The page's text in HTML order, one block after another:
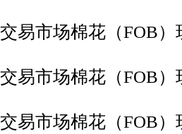
易市场棉花（FOB）
易市场棉花（FOB）
易市场棉花（FOB）